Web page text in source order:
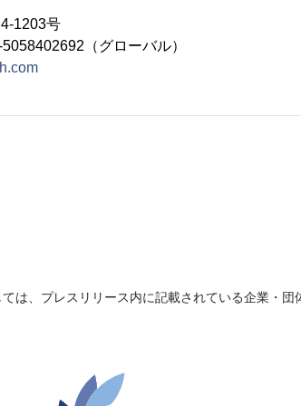
1203号
（グローバル）
は、プレスリリース内に記載されている企業・団